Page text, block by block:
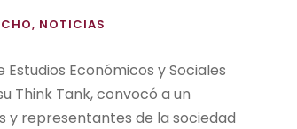
, NOTICIAS
Económicos y Sociales
Think Tank, convocó a un
y representantes de la sociedad